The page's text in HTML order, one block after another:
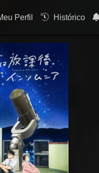
Perfil Histórico